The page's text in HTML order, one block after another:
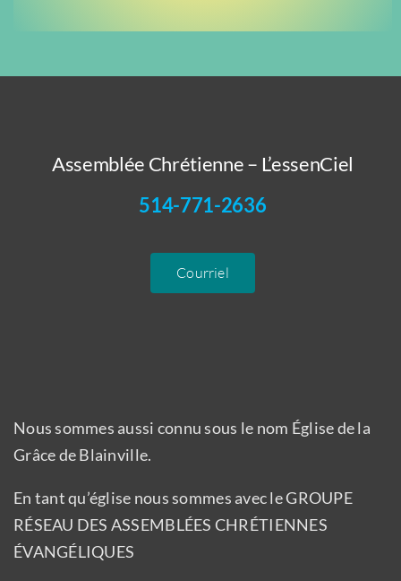
Assemblée Chrétienne – L’essenCiel
514-771-2636
Courriel
Nous sommes aussi connu sous le nom Église de la
Grâce de Blainville.
En tant qu’église nous sommes avec le GROUPE
RÉSEAU DES ASSEMBLÉES CHRÉTIENNES
ÉVANGÉLIQUES